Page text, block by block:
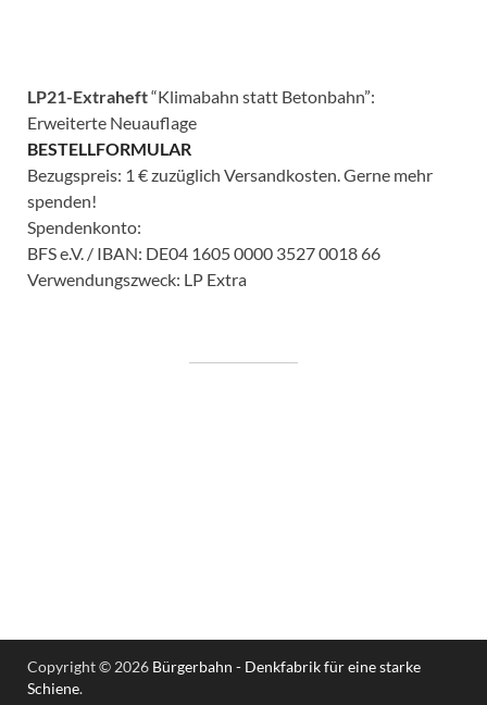
LP21-Extraheft“Klimabahn statt Betonbahn”:
Erweiterte Neuauflage
BESTELLFORMULAR
Bezugspreis: 1 € zuzüglich Versandkosten. Gerne mehr
spenden!
Spendenkonto:
BFS e.V. / IBAN: DE04 1605 0000 3527 0018 66
Verwendungszweck: LP Extra
Copyright © 2026 Bürgerbahn - Denkfabrik für eine starke
Schiene.